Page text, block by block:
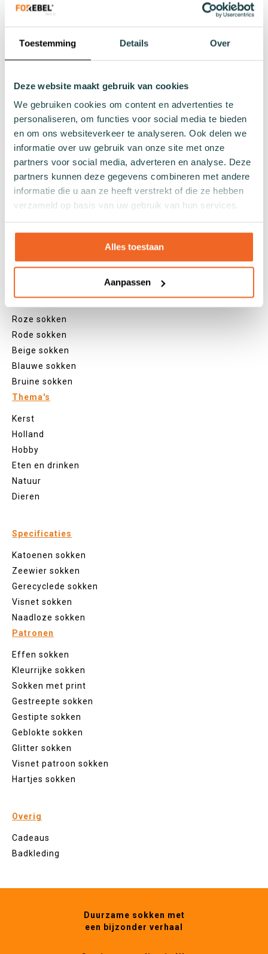
Toestemming Details Over
Deze website maakt gebruik van cookies
We gebruiken cookies om content en advertenties te
personaliseren, om functies voor social media te bieden
en om ons websiteverkeer te analyseren. Ook delen we
informatie over uw gebruik van onze site met onze
partners voor social media, adverteren en analyse. Deze
partners kunnen deze gegevens combineren met andere
informatie die u aan ze heeft verstrekt of die ze hebben
verzameld op basis van uw gebruik van hun services.
Alles toestaan
Aanpassen
Wintersokken
Lengtes
Quarter sokken
Normale sokken
Kniekousen
Panty's
Kleuren
Veel kleurige sokken
Witte sokken
Roze sokken
Rode sokken
Beige sokken
Blauwe sokken
Bruine sokken
Thema's
Kerst
Holland
Hobby
Eten en drinken
Natuur
Dieren
Specificaties
Katoenen sokken
Zeewier sokken
Gerecyclede sokken
Visnet sokken
Naadloze sokken
Patronen
Effen sokken
Kleurrijke sokken
Sokken met print
Gestreepte sokken
Gestipte sokken
Geblokte sokken
Glitter sokken
Visnet patroon sokken
Hartjes sokken
Overig
Cadeaus
Badkleding
Duurzame sokken met
een bijzonder verhaal